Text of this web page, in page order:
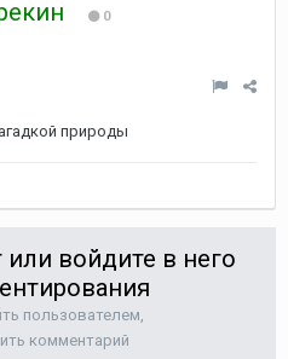
0
природы
или войдите в него
пользователем,
комментарий